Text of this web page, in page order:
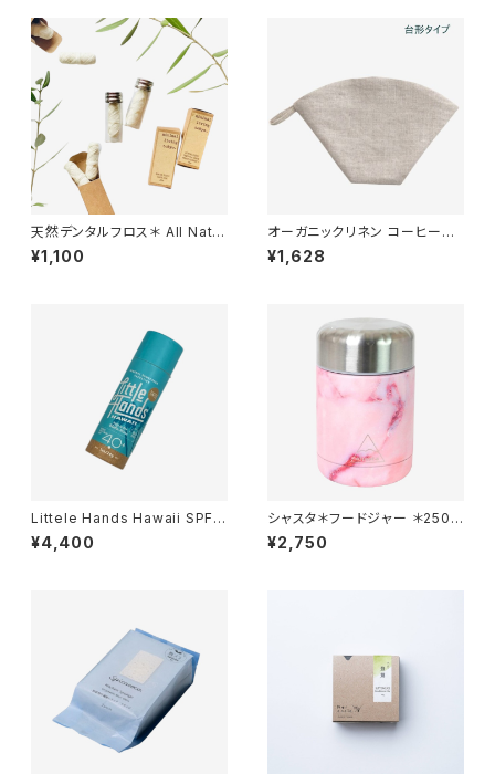
天然デンタルフロス＊ All Natur
al Dental Floss＊全４種
¥1,100
オーガニックリネン コーヒーフ
ィルター 2タイプ（台形・円錐
型）
¥1,628
Littele Hands Hawaii SPF4
0＋＊スティックタイプ27ｇ＊２
タイプ（クリア、ベージュ）
¥4,400
シャスタ＊フードジャー ＊250m
l＊全6色＊
¥2,750